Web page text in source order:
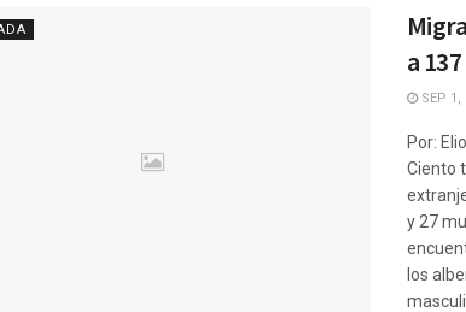
a
SEP 1,
Por:
Ciento
y 27
los